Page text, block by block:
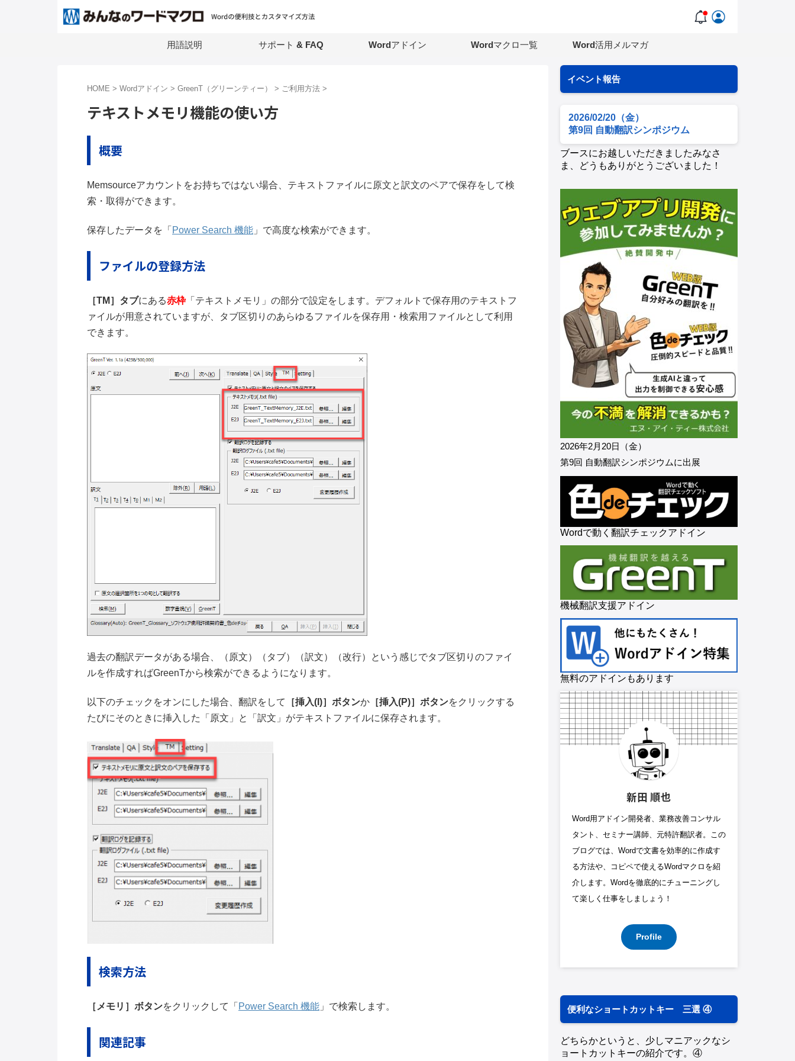
用語説明 サポート & FAQ Wordアドイン Wordマクロ一覧 Word活用メルマガ
HOME > Wordアドイン > GreenT（グリーンティー） > ご利用方法 >
テキストメモリ機能の使い方
概要
Memsourceアカウントをお持ちではない場合、テキストファイルに原文と訳文のペアで保存をして検
索・取得ができます。
保存したデータを「 Power Search 機能 」で高度な検索ができます。
ファイルの登録方法
［TM］タブにある赤枠「テキストメモリ」の部分で設定をします。デフォルトで保存用のテキストフ
ァイルが用意されていますが、タブ区切りのあらゆるファイルを保存用・検索用ファイルとして利用
できます。
過去の翻訳データがある場合、（原文）（タブ）（訳文）（改行）という感じでタブ区切りのファイ
ルを作成すればGreenTから検索ができるようになります。
以下のチェックをオンにした場合、翻訳をして ［挿入(I)］ボタンか ［挿入(P)］ボタンをクリックする
たびにそのときに挿入した「原文」と「訳文」がテキストファイルに保存されます。
検索方法
［メモリ］ボタンをクリックして「 Power Search 機能 」で検索します。
関連記事
イベント報告
2026/02/20（金）
第9回 自動翻訳シンポジウム
ブースにお越しいただきましたみなさ
ま、どうもありがとうございました！
2026年2月20日（金）
第9回 自動翻訳シンポジウムに出展
Wordで動く翻訳チェックアドイン
機械翻訳支援アドイン
無料のアドインもあります
新田 順也
Word用アドイン開発者、業務改善コンサル
タント、セミナー講師、元特許翻訳者。この
ブログでは、Wordで文書を効率的に作成す
る方法や、コピペで使えるWordマクロを紹
介します。Wordを徹底的にチューニングし
て楽しく仕事をしましょう！
Profile
便利なショートカットキー 三選 ④
どちらかというと、少しマニアックなシ
ョートカットキーの紹介です。④